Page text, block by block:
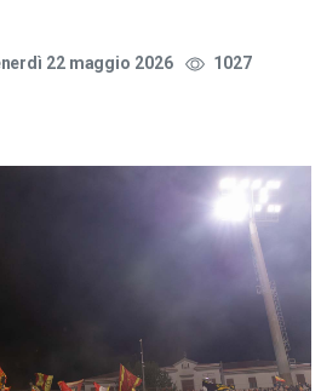
22 maggio 2026 1027